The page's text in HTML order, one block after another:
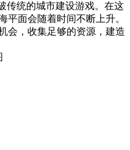
传统的城市建设游戏。在这
平面会随着时间不断上升。
会，收集足够的资源，建造